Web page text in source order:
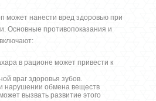
может нанести вред здоровью при
Основные противопоказания и
в рационе может привести к
враг здоровья зубов.
нарушении обмена веществ
вызвать развитие этого